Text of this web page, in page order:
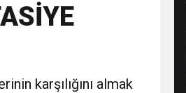
karşılığını almak